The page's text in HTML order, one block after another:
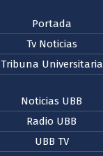
Portada
Tv Noticias
Tribuna Universitaria
Noticias UBB
Radio UBB
UBB TV